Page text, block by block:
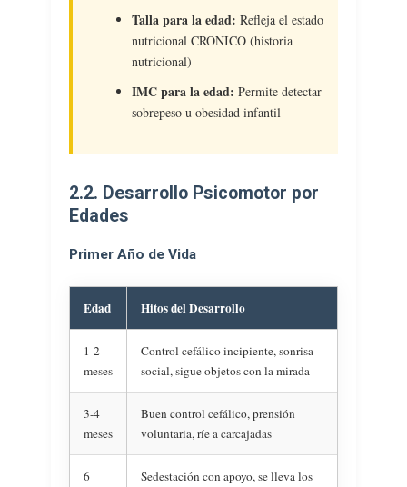
Talla para la edad: Refleja el estado
nutricional CRÓNICO (historia
nutricional)
IMC para la edad: Permite detectar
sobrepeso u obesidad infantil
2.2. Desarrollo Psicomotor por
Edades
Primer Año de Vida
Edad Hitos del Desarrollo
1-2
meses
Control cefálico incipiente, sonrisa
social, sigue objetos con la mirada
3-4
meses
Buen control cefálico, prensión
voluntaria, ríe a carcajadas
6
Sedestación con apoyo, se lleva los